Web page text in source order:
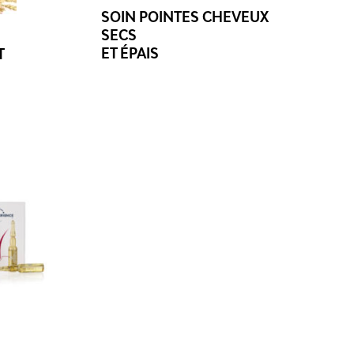
SOIN POINTES CHEVEUX
SECS
ET ÉPAIS